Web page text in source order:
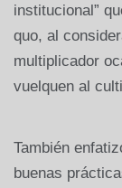
institucional”
quo, al
multiplicador
vuelquen al
También
buenas